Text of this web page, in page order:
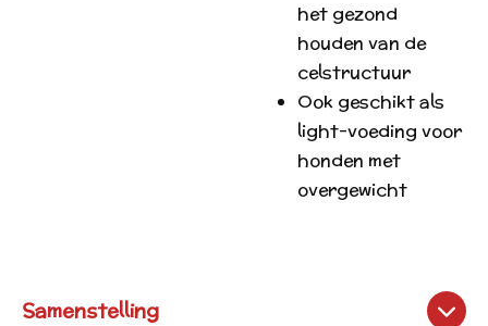
het gezond
houden van de
celstructuur
Ook geschikt als
light-voeding voor
honden met
overgewicht
Samenstelling